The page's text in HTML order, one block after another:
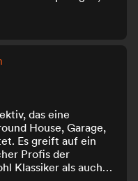
das eine
House, Garage,
Es greift auf ein
Profis der
Klassiker als auch